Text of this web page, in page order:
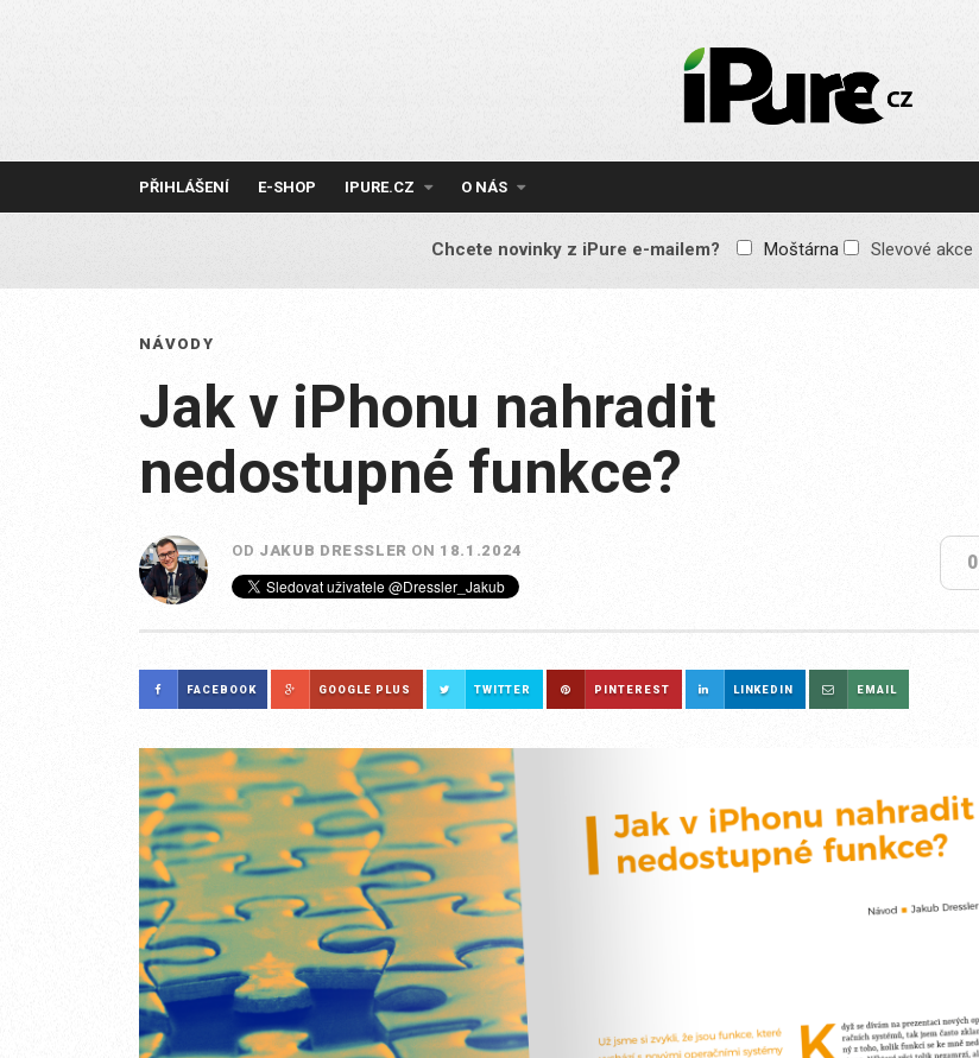
IPURE.CZ
Prémiový Apple e-
reklamy, žádné
obsah pro všechny
PŘIHLÁŠENÍ E-SHOP IPURE.CZ O NÁS
Chcete novinky z iPure e-mailem? Moštárna Slevové akce
NÁVODY
Jak v iPhonu nahradit
nedostupné funkce?
OD JAKUB DRESSLER ON 18.1.2024
0
FACEBOOK GOOGLE PLUS TWITTER PINTEREST LINKEDIN EMAIL